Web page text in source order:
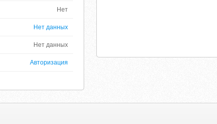
Нет
Нет данных
Нет данных
Авторизация